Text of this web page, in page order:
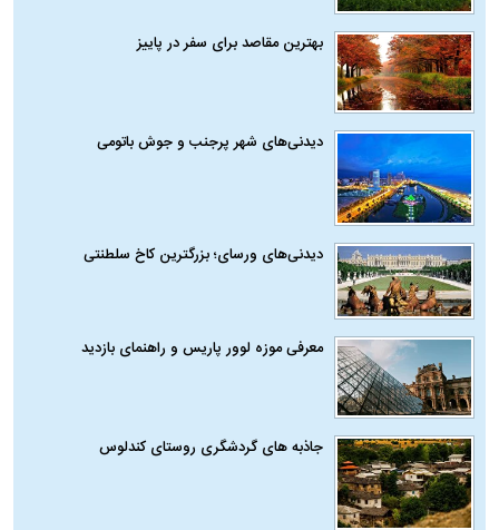
بهترین مقاصد برای سفر در پاییز
دیدنی‌های شهر پرجنب و جوش باتومی
دیدنی‌های ورسای؛ بزرگترین کاخ سلطنتی
معرفی موزه لوور پاریس و راهنمای بازدید
جاذبه های گردشگری روستای کندلوس